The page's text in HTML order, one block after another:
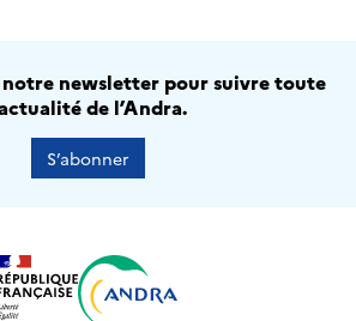
notre newsletter pour suivre toute
de l’Andra.
S’abonner